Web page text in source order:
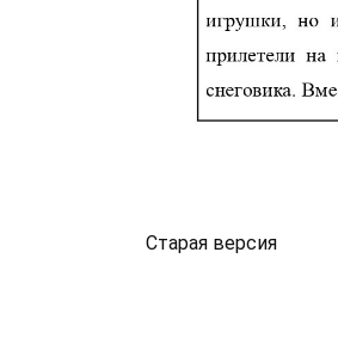
Старая версия